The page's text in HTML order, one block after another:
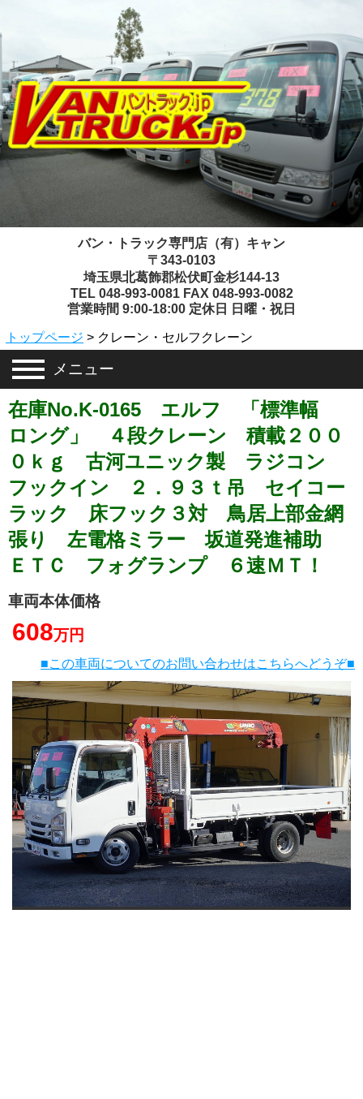
バン・トラック専門店（有）キャン
〒343-0103
埼玉県北葛飾郡松伏町金杉144-13
TEL 048-993-0081 FAX 048-993-0082
営業時間 9:00-18:00 定休日 日曜・祝日
トップページ > クレーン・セルフクレーン
メニュー
在庫No.K-0165 エルフ 「標準幅
ロング」 ４段クレーン 積載２００
０ｋｇ 古河ユニック製 ラジコン
フックイン ２．９３ｔ吊 セイコー
ラック 床フック３対 鳥居上部金網
張り 左電格ミラー 坂道発進補助
ＥＴＣ フォグランプ ６速ＭＴ！
車両本体価格
608万円
■この車両についてのお問い合わせはこちらへどうぞ■